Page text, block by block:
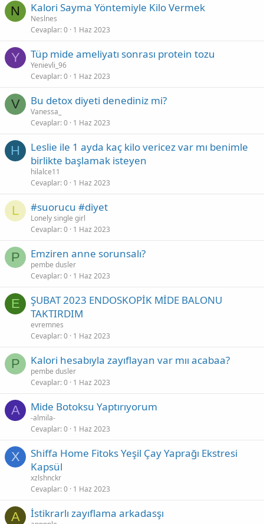
N Kalori Sayma Yöntemiyle Kilo Vermek
Neslnes
Cevaplar 0 1 Haz 2023
Y Tüp mide ameliyatı sonrası protein tozu
Yenievli_96
Cevaplar 0 1 Haz 2023
V Bu detox diyeti denediniz mi?
Vanessa_
Cevaplar 0 1 Haz 2023
H
Leslie ile 1 ayda kaç kilo vericez var mı benimle
birlikte başlamak isteyen
hilalce11
Cevaplar 0 1 Haz 2023
L #suorucu #diyet
Lonely single girl
Cevaplar 0 1 Haz 2023
P Emziren anne sorunsalı?
pembe dusler
Cevaplar 0 1 Haz 2023
E
ŞUBAT 2023 ENDOSKOPİK MİDE BALONU
TAKTIRDIM
evremnes
Cevaplar 0 1 Haz 2023
P Kalori hesabıyla zayıflayan var mıı acabaa?
pembe dusler
Cevaplar 0 1 Haz 2023
A Mide Botoksu Yaptırıyorum
-almila-
Cevaplar 0 1 Haz 2023
X
Shiffa Home Fitoks Yeşil Çay Yaprağı Ekstresi
Kapsül
xzlshnckr
Cevaplar 0 1 Haz 2023
A İstikrarlı zayıflama arkadasşı